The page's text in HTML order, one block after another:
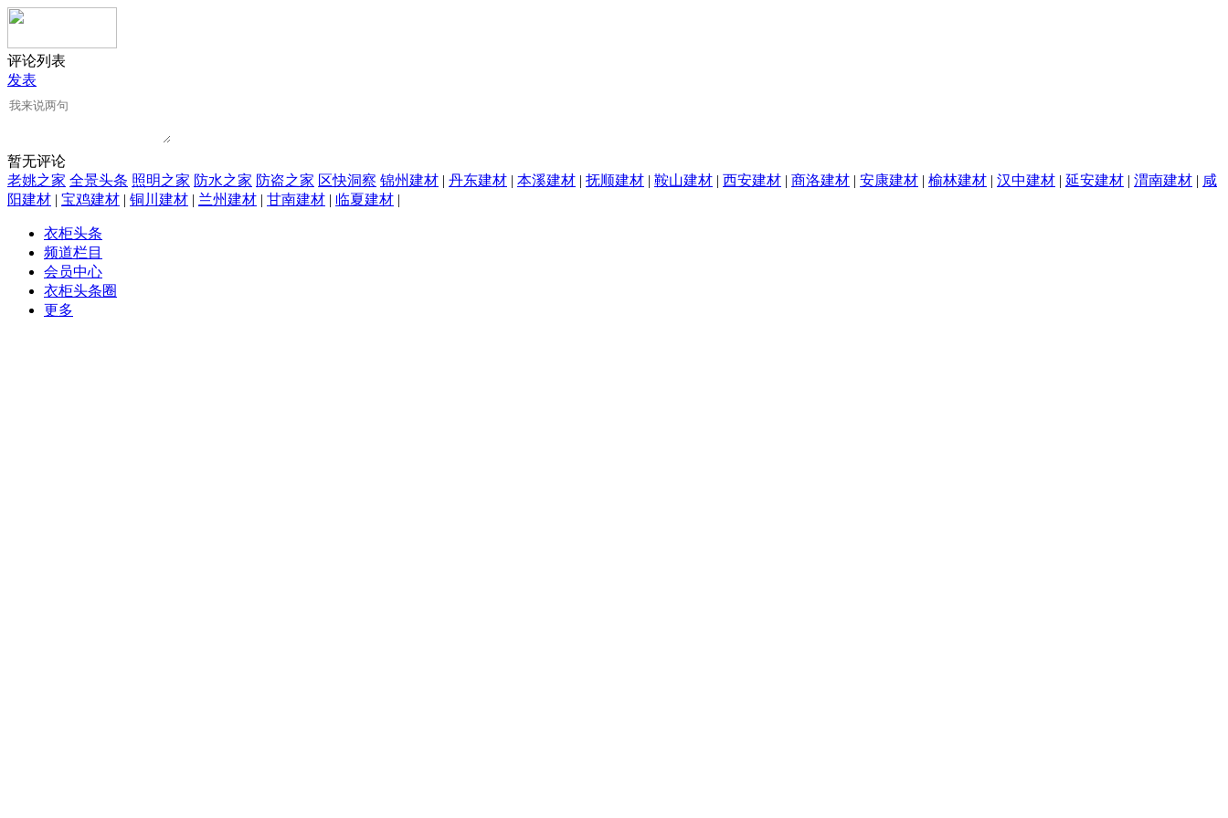
评论列表
发表
暂无评论
老姚之家 全景头条 照明之家 防水之家 防盗之家 区快洞察 锦州建材 | 丹东建材 | 本溪建材 | 抚顺建材 | 鞍山建材 | 西安建材 | 商洛建材 | 安康建材 | 榆林建材 | 汉中建材 | 延安建材 | 渭南建材 | 咸
阳建材 | 宝鸡建材 | 铜川建材 | 兰州建材 | 甘南建材 | 临夏建材 |
衣柜头条
频道栏目
会员中心
衣柜头条圈
更多